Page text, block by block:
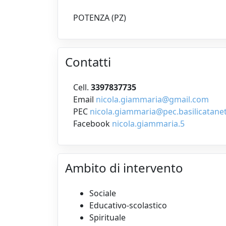
POTENZA (PZ)
Contatti
Cell. 3397837735
Email nicola.giammaria@gmail.com
PEC
Facebook nicola.giammaria.5
Ambito di intervento
Sociale
Educativo-scolastico
Spirituale